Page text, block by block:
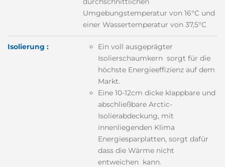
Umgebungstemperatur von 16°C und
einer Wassertemperatur von 37,5°C
Isolierung :
Ein voll ausgeprägter
Isolierschaumkern sorgt für die
höchste Energieeffizienz auf dem
Markt.
Eine 10-12cm dicke klappbare und
abschließbare Arctic-
Isolierabdeckung, mit
innenliegenden Klima
Energiesparplatten, sorgt dafür
dass die Wärme nicht
entweichen kann.